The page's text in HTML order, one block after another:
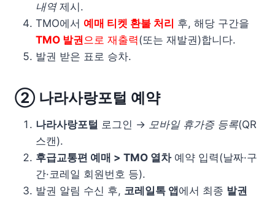
내역제시.
TMO에서 예매 티켓 환불 처리 후, 해당 구간을
TMO 발권으로 재출력(또는 재발권)합니다.
발권 받은 표로 승차.
② 나라사랑포털 예약
나라사랑포털 로그인 → 모바일 휴가증 등록(QR
스캔).
후급교통편 예매 > TMO 열차예약 입력(날짜·구
간·코레일 회원번호 등).
발권 알림 수신 후, 코레일톡 앱 에서 최종 발권